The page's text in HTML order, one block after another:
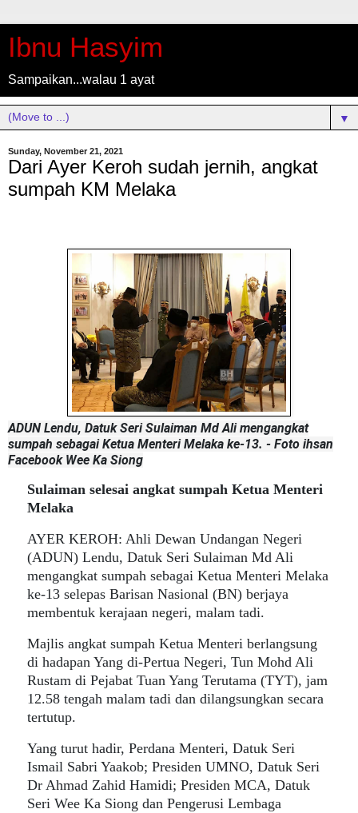
Ibnu Hasyim
Sampaikan...walau 1 ayat
▼
Sunday, November 21, 2021
Dari Ayer Keroh sudah jernih, angkat
sumpah KM Melaka
ADUN Lendu, Datuk Seri Sulaiman Md Ali mengangkat
sumpah sebagai Ketua Menteri Melaka ke-13. - Foto ihsan
Facebook Wee Ka Siong
Sulaiman selesai angkat sumpah Ketua Menteri
Melaka
AYER KEROH: Ahli Dewan Undangan Negeri
(ADUN) Lendu, Datuk Seri Sulaiman Md Ali
mengangkat sumpah sebagai Ketua Menteri Melaka
ke-13 selepas Barisan Nasional (BN) berjaya
membentuk kerajaan negeri, malam tadi.
Majlis angkat sumpah Ketua Menteri berlangsung
di hadapan Yang di-Pertua Negeri, Tun Mohd Ali
Rustam di Pejabat Tuan Yang Terutama (TYT), jam
12.58 tengah malam tadi dan dilangsungkan secara
tertutup.
Yang turut hadir, Perdana Menteri, Datuk Seri
Ismail Sabri Yaakob; Presiden UMNO, Datuk Seri
Dr Ahmad Zahid Hamidi; Presiden MCA, Datuk
Seri Wee Ka Siong dan Pengerusi Lembaga